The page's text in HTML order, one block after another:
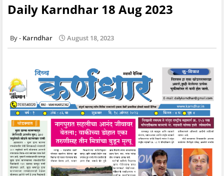
Daily Karndhar 18 Aug 2023
Karndhar August 18, 2023